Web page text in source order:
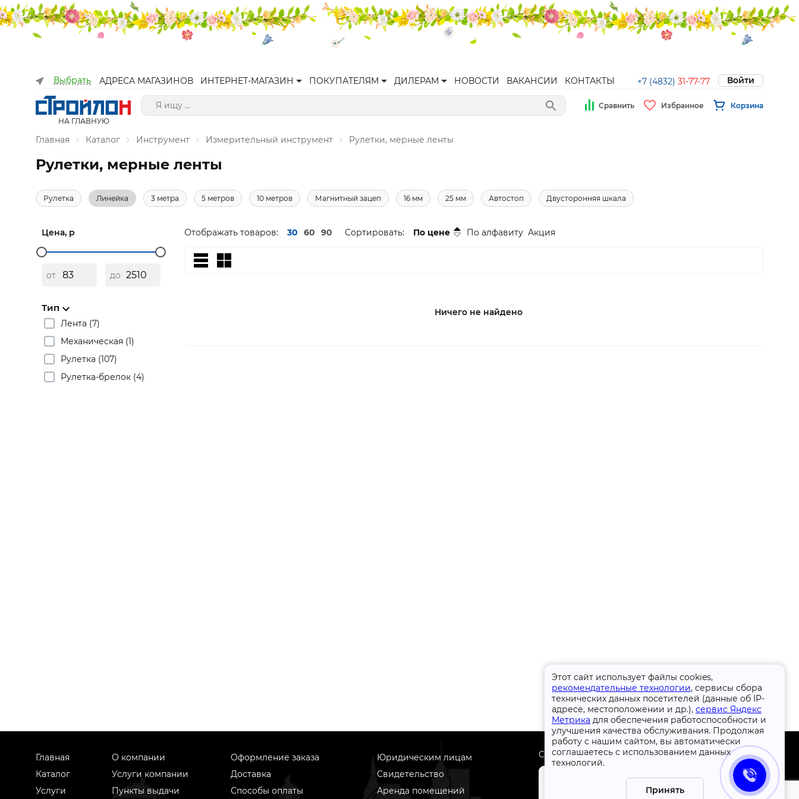
Выбрать АДРЕСА МАГАЗИНОВ ИНТЕРНЕТ-МАГАЗИН ПОКУПАТЕЛЯМ ДИЛЕРАМ НОВОСТИ ВАКАНСИИ КОНТАКТЫ +7 (4832) 31-77-77 Войти
НА ГЛАВНУЮ
Сравнить Избранное Корзина
Главная Каталог Инструмент Измерительный инструмент Рулетки, мерные ленты
Этот сайт использует файлы cookies,
рекомендательные технологии, сервисы сбора
технических данных посетителей (данные об IP-
адресе, местоположении и др.), сервис Яндекс
Метрика для обеспечения работоспособности и
улучшения качества обслуживания. Продолжая
работу с нашим сайтом, вы автоматически
соглашаетесь с использованием данных
технологий.
Принять
Рулетки, мерные ленты
Рулетка Линейка 3 метра 5 метров 10 метров Магнитный зацеп 16 мм 25 мм Автостоп Двусторонняя шкала
Цена, р
от до
Тип
Лента (7)
Механическая (1)
Рулетка (107)
Рулетка-брелок (4)
Отображать товаров: 30 60 90 Сортировать: По цене По алфавиту Акция
Ничего не найдено
Главная
Каталог
Услуги
О компании
Услуги компании
Пункты выдачи
Оформление заказа
Доставка
Способы оплаты
Юридическим лицам
Свидетельство
Аренда помещений
Скачать приложение